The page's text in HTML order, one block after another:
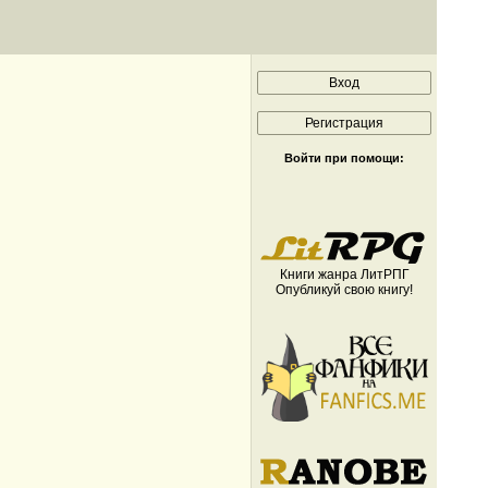
Войти при помощи:
Книги жанра ЛитРПГ
Опубликуй свою книгу!